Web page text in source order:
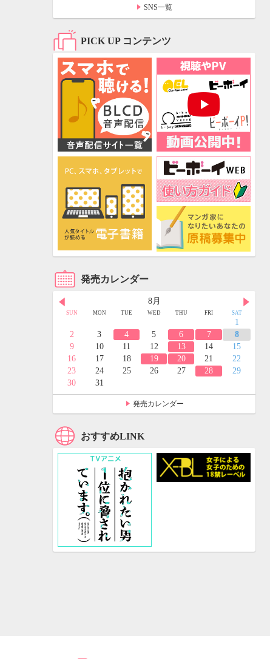
SNS一覧
PICK UP コンテンツ
発売カレンダー
8月
SUN MON TUE WED THU FRI SAT
1
2
3 4 5 6 7
8
9
10 11 12 13 14
15
16
17 18 19 20 21
22
23
24 25 26 27 28
29
30
31
発売カレンダー
おすすめLINK